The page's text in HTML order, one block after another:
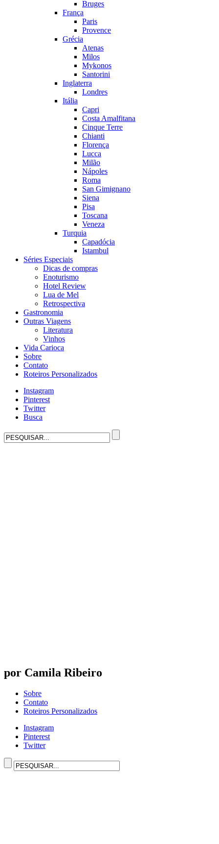
Bruges
França
Paris
Provence
Grécia
Atenas
Milos
Mykonos
Santorini
Inglaterra
Londres
Itália
Capri
Costa Amalfitana
Cinque Terre
Chianti
Florença
Lucca
Milão
Nápoles
Roma
San Gimignano
Siena
Pisa
Toscana
Veneza
Turquia
Capadócia
Istambul
Séries Especiais
Dicas de compras
Enoturismo
Hotel Review
Lua de Mel
Retrospectiva
Gastronomia
Outras Viagens
Literatura
Vinhos
Vida Carioca
Sobre
Contato
Roteiros Personalizados
Instagram
Pinterest
Twitter
Busca
por Camila Ribeiro
Sobre
Contato
Roteiros Personalizados
Instagram
Pinterest
Twitter